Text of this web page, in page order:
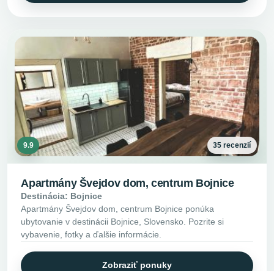
9.9 35 recenzií
Apartmány Švejdov dom, centrum Bojnice
Destinácia: Bojnice
Apartmány Švejdov dom, centrum Bojnice ponúka
ubytovanie v destinácii Bojnice, Slovensko. Pozrite si
vybavenie, fotky a ďalšie informácie.
Zobraziť ponuky